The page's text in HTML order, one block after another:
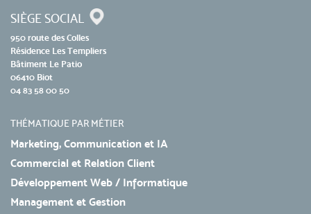
SIÈGE SOCIAL
950 route des Colles
Résidence Les Templiers
Bâtiment Le Patio
06410 Biot
04 83 58 00 50
THÉMATIQUE PAR MÉTIER
Marketing, Communication et IA
Commercial et Relation Client
Développement Web / Informatique
Management et Gestion